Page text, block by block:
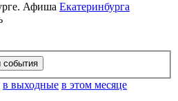
Афиша Екатеринбурга
в выходные в этом месяце